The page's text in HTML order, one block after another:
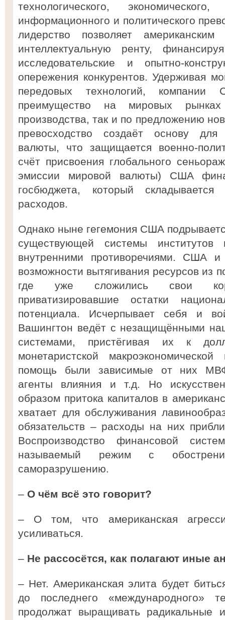
технологического,
информационного и политического
лидерство позволяет американским
интеллектуальную ренту,
исследовательские и опытно-
опережения конкурентов. Удерживая
передовых технологий,
преимущество на мировых
производства, так и по предложению
превосходство создаёт основу для
валюты, что защищается военно-
счёт присвоения глобального
эмиссии мировой валюты) США
госбюджета, который
расходов.
Однако ныне гегемония США
существующей системы институтов
внутренними противоречиями. США и
возможности вытягивания ресурсов из
где уже сложились свои
приватизировавшие остатки
потенциала. Исчерпывает себя и
Вашингтон ведёт с незащищёнными
системами, пристёгивая их к
монетаристской
помощь были зависимые от них
агенты влияния и т.д. Но
образом притока капиталов в
хватает для обслуживания
обязательств – расходы на них
Воспроизводство финансовой
называемый режим с
саморазрушению.
– О чём всё это говорит?
– О том, что американская
усиливаться.
– Не рассосётся, как полагают иные
– Нет. Американская элита будет
до последнего «международного»
продолжат выращивать радикальные